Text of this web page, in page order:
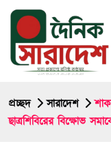
প্রচ্ছদ সারাদেশ
ছাত্রশিবিরের বিক্ষোভ